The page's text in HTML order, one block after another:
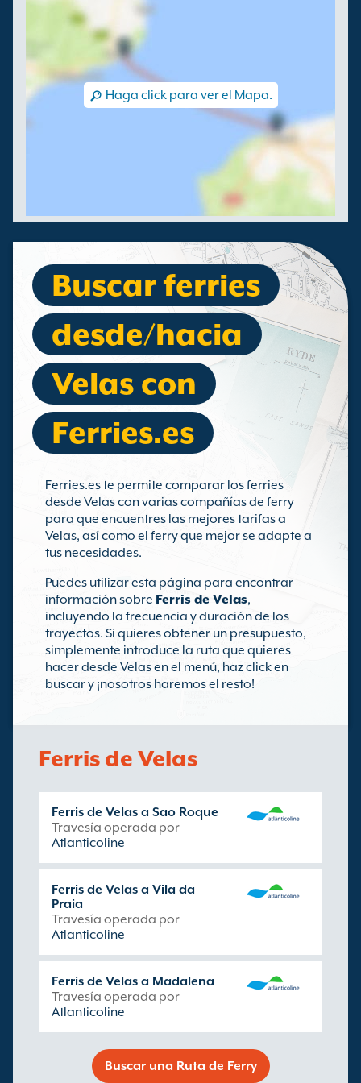
Haga click para ver el Mapa.
Buscar ferries
desde/hacia
Velas con
Ferries.es
Ferries.es te permite comparar los ferries
desde Velas con varias compañías de ferry
para que encuentres las mejores tarifas a
Velas, así como el ferry que mejor se adapte a
tus necesidades.
Puedes utilizar esta página para encontrar
información sobre Ferris de Velas,
incluyendo la frecuencia y duración de los
trayectos. Si quieres obtener un presupuesto,
simplemente introduce la ruta que quieres
hacer desde Velas en el menú, haz click en
buscar y ¡nosotros haremos el resto!
Ferris de Velas
Ferris de Velas a Sao Roque
Travesía operada por
Atlanticoline
Ferris de Velas a Vila da
Praia
Travesía operada por
Atlanticoline
Ferris de Velas a Madalena
Travesía operada por
Atlanticoline
Buscar una Ruta de Ferry